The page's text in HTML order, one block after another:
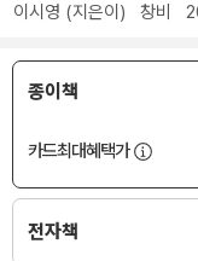
이시영 (지은이) 창비
종이책
카드최대혜택가
전자책